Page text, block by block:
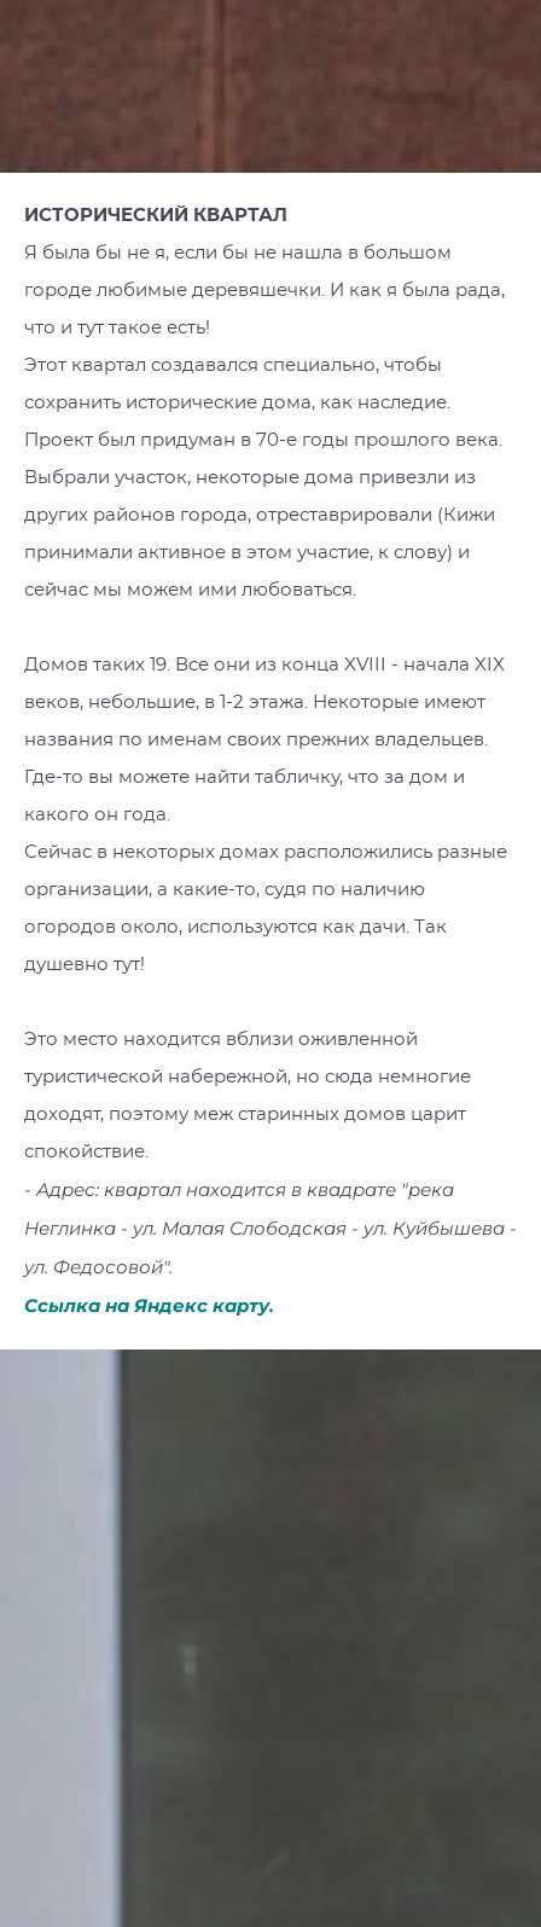
ИСТОРИЧЕСКИЙ КВАРТАЛ
Я была бы не я, если бы не нашла в большом
городе любимые деревяшечки. И как я была рада,
что и тут такое есть!
Этот квартал создавался специально, чтобы
сохранить исторические дома, как наследие.
Проект был придуман в 70-е годы прошлого века.
Выбрали участок, некоторые дома привезли из
других районов города, отреставрировали (Кижи
принимали активное в этом участие, к слову) и
сейчас мы можем ими любоваться.
Домов таких 19. Все они из конца XVIII - начала XIX
веков, небольшие, в 1-2 этажа. Некоторые имеют
названия по именам своих прежних владельцев.
Где-то вы можете найти табличку, что за дом и
какого он года.
Сейчас в некоторых домах расположились разные
организации, а какие-то, судя по наличию
огородов около, используются как дачи. Так
душевно тут!
Это место находится вблизи оживленной
туристической набережной, но сюда немногие
доходят, поэтому меж старинных домов царит
спокойствие.
- Адрес: квартал находится в квадрате "река
Неглинка - ул. Малая Слободская - ул. Куйбышева -
ул. Федосовой".
Ссылка на Яндекс карту.